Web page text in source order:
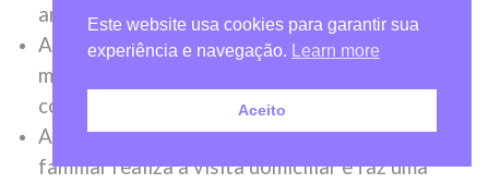
análise documental.
Agendamento de entrevista com todos os
membros do grupo familiar para confirmar a
concordância em participar do Serviço.
A equipe técnica do Serviço de Acolhimento
familiar realiza a visita domiciliar e faz uma
Este website usa cookies para garantir sua
experiência e navegação.
Learn more
Aceito